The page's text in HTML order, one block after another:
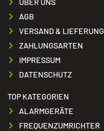
AGB
VERSAND & LIEFERUNG
ZAHLUNGSARTEN
IMPRESSUM
DATENSCHUTZ
TOP KATEGORIEN
ALARMGERÄTE
FREQUENZUMRICHTER